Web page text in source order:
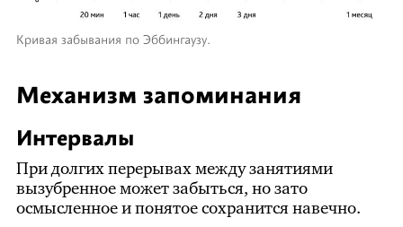
Кривая забывания по Эббингаузу.
Механизм запоминания
Интервалы
При долгих перерывах между занятиями
вызубренное может забыться, но зато
осмысленное и понятое сохранится навечно.